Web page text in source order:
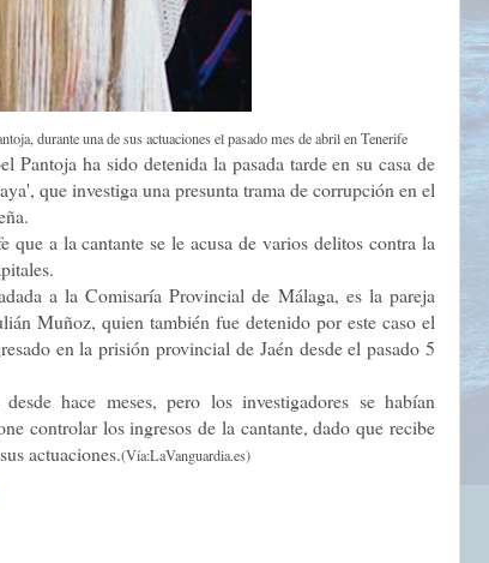
durante una de sus actuaciones el pasado mes de abril en Tenerife
Pantoja ha sido detenida la pasada tarde en su casa de
que investiga una presunta trama de corrupción en el
que a la cantante se le acusa de varios delitos contra la
a la Comisaría Provincial de Málaga, es la pareja
Muñoz, quien también fue detenido por este caso el
en la prisión provincial de Jaén desde el pasado 5
hace meses, pero los investigadores se habían
controlar los ingresos de la cantante, dado que recibe
actuaciones.(Vía:LaVanguardia.es)